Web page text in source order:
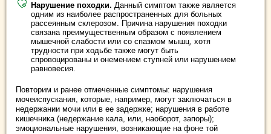
Нарушение походки. Данный симптом также является
одним из наиболее распространенных для больных
рассеянным склерозом. Причина нарушения походки
связана преимущественным образом с появлением
мышечной слабости или со спазмом мышц, хотя
трудности при ходьбе также могут быть
спровоцированы и онемением ступней или нарушением
равновесия.
Повторим и ранее отмеченные симптомы: нарушения
мочеиспускания, которые, например, могут заключаться в
недержании мочи или в ее задержке; нарушения в работе
кишечника (недержание кала, или, наоборот, запоры);
эмоциональные нарушения, возникающие на фоне той